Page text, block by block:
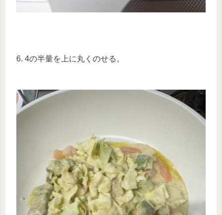
6. 4の半量を上に丸くのせる。